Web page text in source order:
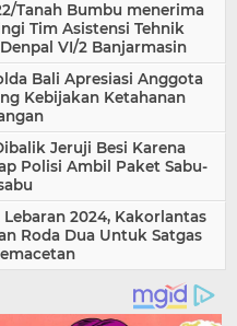
Tanah Bumbu menerima
Tim Asistensi Tehnik
VI/2 Banjarmasin
Bali Apresiasi Anggota
Kebijakan Ketahanan
Jeruji Besi Karena
Polisi Ambil Paket Sabu-
2024, Kakorlantas
Roda Dua Untuk Satgas